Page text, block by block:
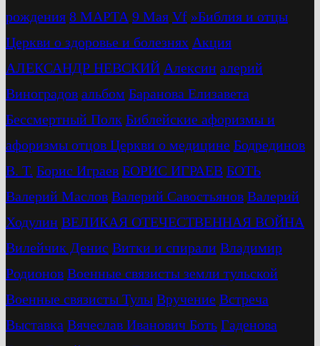
рождения 8 МАРТА 9 Мая Vf »Библия и отцы
Церкви о здоровье и болезнях Акция
АЛЕКСАНДР НЕВСКИЙ Алексин алерий
Виноградов альбом Баранова Елизавета
Бессмертный Полк Библейские афоризмы и
афоризмы отцов Церкви о медицине Бодрединов
В. Т. Бориc Играев БОРИС ИГРАЕВ БОТЬ
Валерий Маслов Валерий Савостьянов Валерий
Ходулин ВЕЛИКАЯ ОТЕЧЕСТВЕННАЯ ВОЙНА
Вилейчик Денис Витки и спирали Владимир
Родионов Военные связисты земли тульской
Военные связисты Тулы Вручение Встреча
Выставка Вячеслав Иванович Боть Гаденова